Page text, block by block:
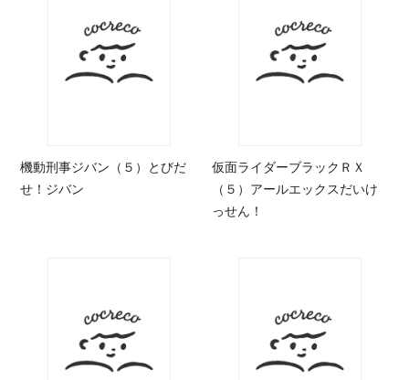
機動刑事ジバン（５）とびだ
せ！ジバン
仮面ライダーブラックＲＸ
（５）アールエックスだいけ
っせん！